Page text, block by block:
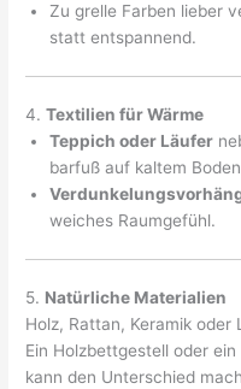
Zu grelle Farben lieber
statt entspannend.
4.Textilien für Wärme
Teppich oder Läufer
barfuß auf kaltem
weiches Raumgefühl.
5. Natürliche Materialien
Holz, Rattan, Keramik
Ein Holzbettgestell oder
kann den Unterschied